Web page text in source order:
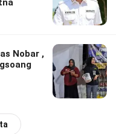
Nobar ,